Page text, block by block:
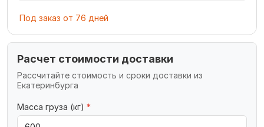
Под заказ от 76 дней
Расчет стоимости доставки
Рассчитайте стоимость и сроки доставки из
Екатеринбурга
Масса груза (кг) *